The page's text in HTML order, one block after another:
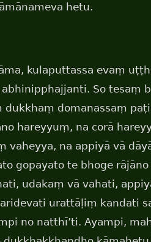
hetu.
kulaputtassa evaṃ
So tesaṃ
dukkhaṃ domanassaṃ
hareyyuṃ, na corā
vaheyya, na appiyā vā
gopayato te bhoge
udakaṃ vā vahati,
urattāḷiṃ kandati
no natthī’ti. Ayampi,